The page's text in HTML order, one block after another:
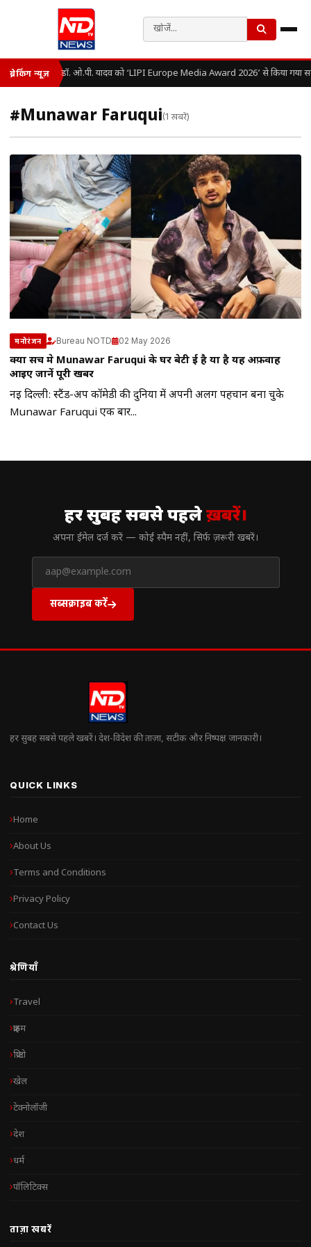
ब्रेकिंग न्यूज़ डॉ. ओ.पी. यादव को ‘LIPI Europe Media Award 2026’ से किया गया
#Munawar Faruqui(1 खबरें)
मनोरंजन Bureau NOTD 02 May 2026
क्या सच मे Munawar Faruqui के घर बेटी हुई है या है यह अफ़वाह
आइए जानें पूरी खबर
नई दिल्ली: स्टैंड-अप कॉमेडी की दुनिया में अपनी अलग पहचान बना चुके
Munawar Faruqui एक बार...
हर सुबह सबसे पहलेख़बरें।
अपना ईमेल दर्ज करें — कोई स्पैम नहीं, सिर्फ ज़रूरी खबरें।
सब्सक्राइब करें
हर सुबह सबसे पहले खबरें। देश-विदेश की ताज़ा, सटीक और निष्पक्ष जानकारी।
QUICK LINKS
Home
About Us
Terms and Conditions
Privacy Policy
Contact Us
श्रेणियाँ
Travel
क्राइम
क्रिप्टो
खेल
टेक्नोलॉजी
देश
धर्म
पॉलिटिक्स
ताज़ा खबरें